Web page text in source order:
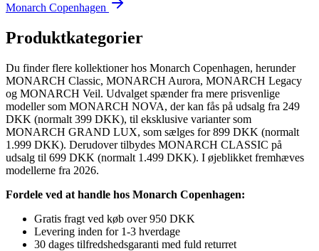
Monarch Copenhagen
Produktkategorier
Du finder flere kollektioner hos Monarch Copenhagen, herunder
MONARCH Classic, MONARCH Aurora, MONARCH Legacy
og MONARCH Veil. Udvalget spænder fra mere prisvenlige
modeller som MONARCH NOVA, der kan fås på udsalg fra 249
DKK (normalt 399 DKK), til eksklusive varianter som
MONARCH GRAND LUX, som sælges for 899 DKK (normalt
1.999 DKK). Derudover tilbydes MONARCH CLASSIC på
udsalg til 699 DKK (normalt 1.499 DKK). I øjeblikket fremhæves
modellerne fra 2026.
Fordele ved at handle hos Monarch Copenhagen:
Gratis fragt ved køb over 950 DKK
Levering inden for 1-3 hverdage
30 dages tilfredshedsgaranti med fuld returret